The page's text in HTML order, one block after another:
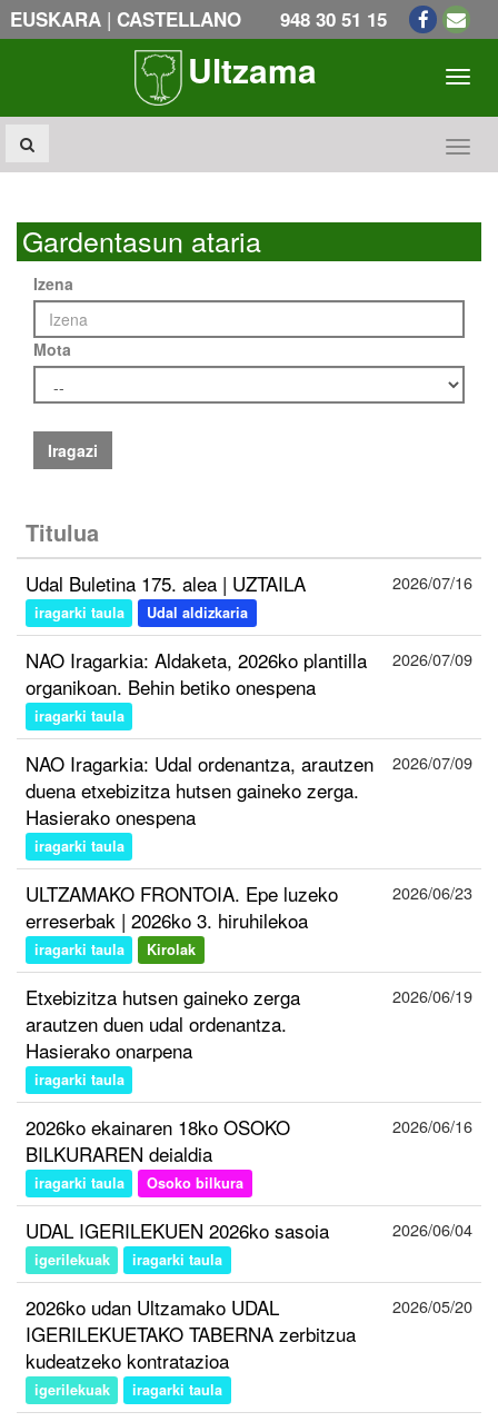
EUSKARA | CASTELLANO 948 30 51 15
Ultzama
Gardentasun ataria
Izena
Mota
Iragazi
Titulua
Udal Buletina 175. alea | UZTAILA
iragarki taula Udal aldizkaria
2026/07/16
NAO Iragarkia: Aldaketa, 2026ko plantilla
organikoan. Behin betiko onespena
iragarki taula
2026/07/09
NAO Iragarkia: Udal ordenantza, arautzen
duena etxebizitza hutsen gaineko zerga.
Hasierako onespena
iragarki taula
2026/07/09
ULTZAMAKO FRONTOIA. Epe luzeko
erreserbak | 2026ko 3. hiruhilekoa
iragarki taula Kirolak
2026/06/23
Etxebizitza hutsen gaineko zerga
arautzen duen udal ordenantza.
Hasierako onarpena
iragarki taula
2026/06/19
2026ko ekainaren 18ko OSOKO
BILKURAREN deialdia
iragarki taula Osoko bilkura
2026/06/16
UDAL IGERILEKUEN 2026ko sasoia
igerilekuak iragarki taula
2026/06/04
2026ko udan Ultzamako UDAL
IGERILEKUETAKO TABERNA zerbitzua
kudeatzeko kontratazioa
igerilekuak iragarki taula
2026/05/20